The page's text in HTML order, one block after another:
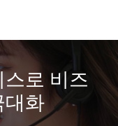
로 비즈
대화